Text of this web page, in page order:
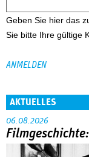
Geben Sie hier das
Sie bitte Ihre gültige
AKTUELLES
06.08.2026